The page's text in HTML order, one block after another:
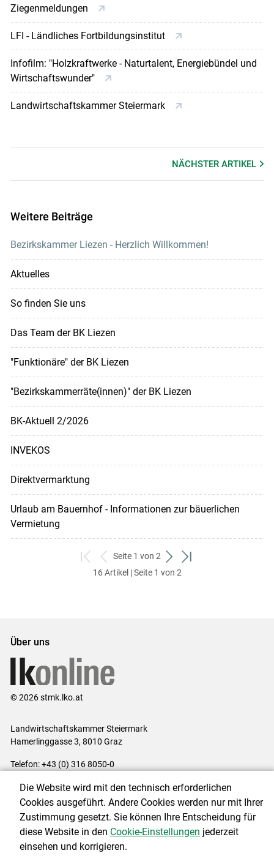
Ziegenmeldungen
LFI - Ländliches Fortbildungsinstitut
Infofilm: "Holzkraftwerke - Naturtalent, Energiebündel und
Wirtschaftswunder"
Landwirtschaftskammer Steiermark
NÄCHSTERARTIKEL
Weitere Beiträge
Bezirkskammer Liezen - Herzlich Willkommen!
Aktuelles
So finden Sie uns
Das Team der BK Liezen
"Funktionäre" der BK Liezen
"Bezirkskammerräte(innen)" der BK Liezen
BK-Aktuell 2/2026
INVEKOS
Direktvermarktung
Urlaub am Bauernhof - Informationen zur bäuerlichen
Vermietung
zum
ersten
zurück
zum
Seite 1 von 2
weiter
zum
zum
16 Artikel | Seite 1 von 2
Über uns
© 2026 stmk.lko.at
Landwirtschaftskammer Steiermark
Hamerlinggasse 3, 8010 Graz
Telefon: +43 (0) 316 8050-0
Impressum|Kontakt|Datenschutzerklärung|Barrierefreiheit|
Cookie-Einstellungen
Die Website wird mit den technisch erforderlichen
Cookies ausgeführt. Andere Cookies werden nur mit Ihrer
Zustimmung gesetzt. Sie können Ihre Entscheidung für
diese Website in den Cookie-Einstellungen jederzeit
einsehen und korrigieren.